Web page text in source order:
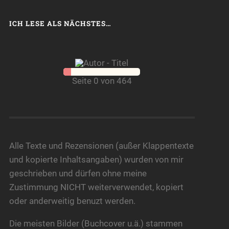
ICH LESE ALS NÄCHSTES…
Seite 0 von 464
Alle Texte und Rezensionen (außer Klappentexte
und kopierte Inhaltsangaben) wurden von mir
geschrieben und dürfen ohne meine
Zustimmung NICHT weiterverwendet, kopiert
oder anderweitig benuzt werden.
Die meisten Bilder (Buchcover u.ä.) stammen